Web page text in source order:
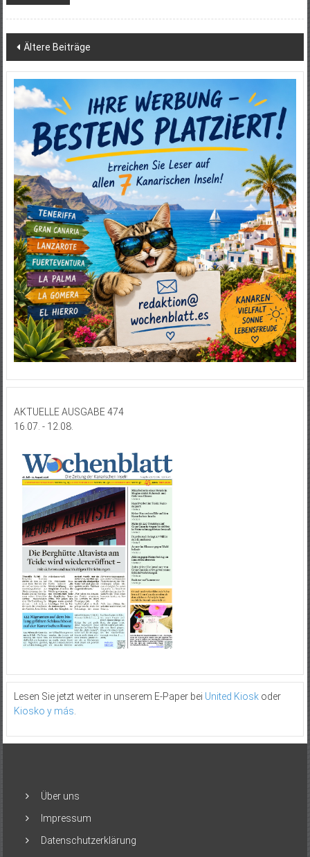
Beitragsnavigation
Ältere Beiträge
AKTUELLE AUSGABE 474
16.07. - 12.08.
Lesen Sie jetzt weiter in unserem E-Paper bei United Kioskoder
Kiosko y más
Über uns
Impressum
Datenschutzerklärung